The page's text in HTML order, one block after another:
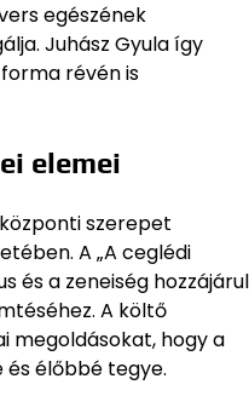
egészének
Juhász Gyula így
révén is
elemei
szerepet
A „A ceglédi
és a zeneiség hozzájárul
A költő
megoldásokat, hogy a
élőbbé tegye.